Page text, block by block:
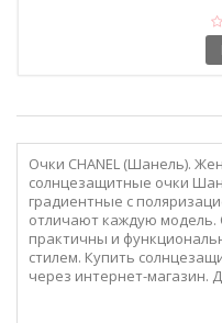
Очки CHANEL (Шанель).
солнцезащитные очки
градиентные с
отличают каждую
практичны и
стилем. Купить
через интернет-магазин.